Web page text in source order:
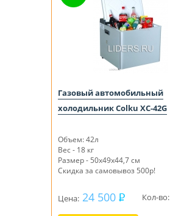
Газовый автомобильный
холодильник Colku XC-42G
Объем: 42л
Вес - 18 кг
Размер - 50х49х44,7 см
Скидка за самовывоз 500р!
Цена: 24 500
Кол-во: